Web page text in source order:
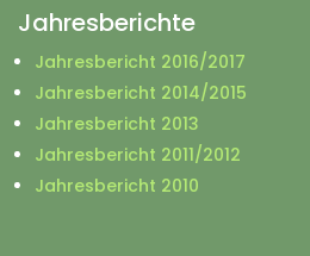
Jahresberichte
Jahresbericht 2016/2017
Jahresbericht 2014/2015
Jahresbericht 2013
Jahresbericht 2011/2012
Jahresbericht 2010